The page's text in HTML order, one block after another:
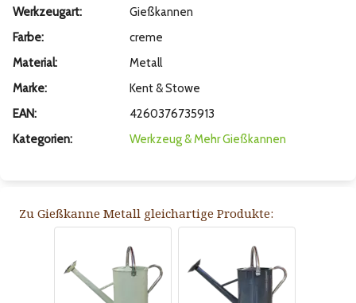
Werkzeugart:
Gießkannen
Farbe:
creme
Material:
Metall
Marke:
Kent & Stowe
EAN:
4260376735913
Kategorien:
Werkzeug & MehrGießkannen
Zu Gießkanne Metall gleichartige Produkte: